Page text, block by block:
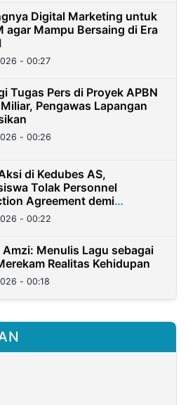
Digital Marketing untuk
agar Mampu Bersaing di Era
- 00:27
Tugas Pers di Proyek APBN
Pengawas Lapangan
- 00:26
di Kedubes AS,
Tolak Personnel
Agreement demi
Negara
- 00:22
Amzi: Menulis Lagu sebagai
Realitas Kehidupan
- 00:18